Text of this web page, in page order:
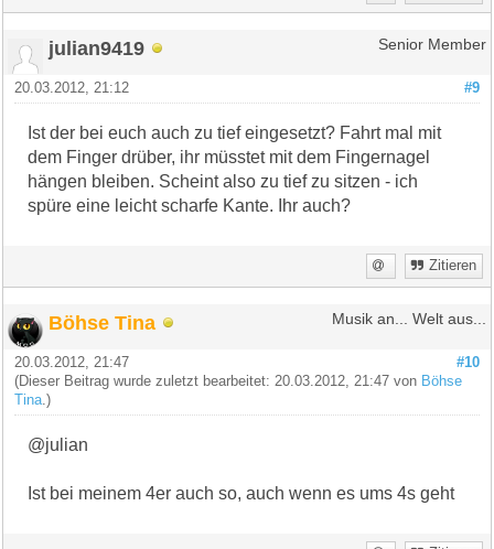
julian9419 Senior Member
#9
20.03.2012, 21:12
Ist der bei euch auch zu tief eingesetzt? Fahrt mal mit
dem Finger drüber, ihr müsstet mit dem Fingernagel
hängen bleiben. Scheint also zu tief zu sitzen - ich
spüre eine leicht scharfe Kante. Ihr auch?
Zitieren
Böhse Tina Musik an... Welt aus...
#10
20.03.2012, 21:47
(Dieser Beitrag wurde zuletzt bearbeitet: 20.03.2012, 21:47 von Böhse
Tina .)
@julian
Ist bei meinem 4er auch so, auch wenn es ums 4s geht